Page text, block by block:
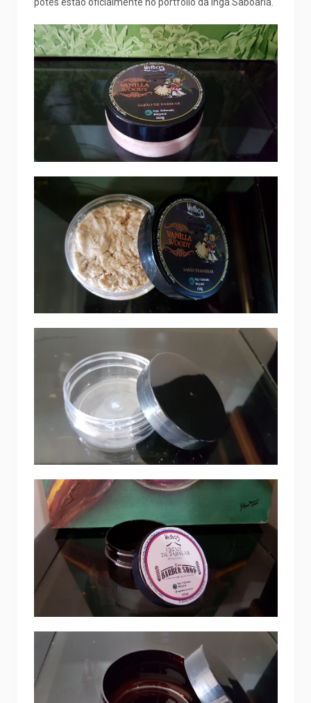
potes estão oficialmente no portfólio da Ingá Saboaria.